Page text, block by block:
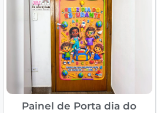
Painel de Porta dia do